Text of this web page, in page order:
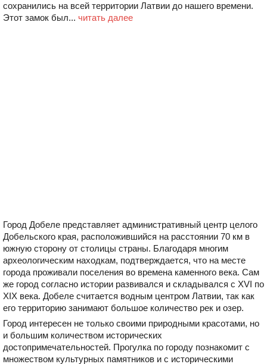
сохранились на всей территории Латвии до нашего времени.
Этот замок был... читать далее
Город Добеле представляет административный центр целого
Добельского края, расположившийся на расстоянии 70 км в
южную сторону от столицы страны. Благодаря многим
археологическим находкам, подтверждается, что на месте
города проживали поселения во времена каменного века. Сам
же город согласно истории развивался и складывался с XVI по
XIX века. Добеле считается водным центром Латвии, так как
его территорию занимают большое количество рек и озер.
Город интересен не только своими природными красотами, но
и большим количеством исторических
достопримечательностей. Прогулка по городу познакомит с
множеством культурных памятников и с историческими